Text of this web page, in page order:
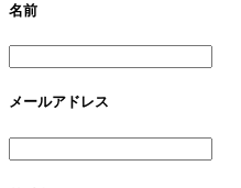
名前
メールアドレス